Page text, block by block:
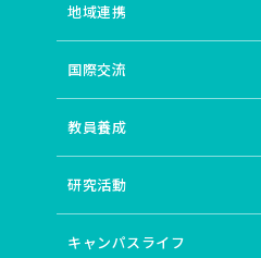
地域連携
国際交流
教員養成
研究活動
キャンパスライフ